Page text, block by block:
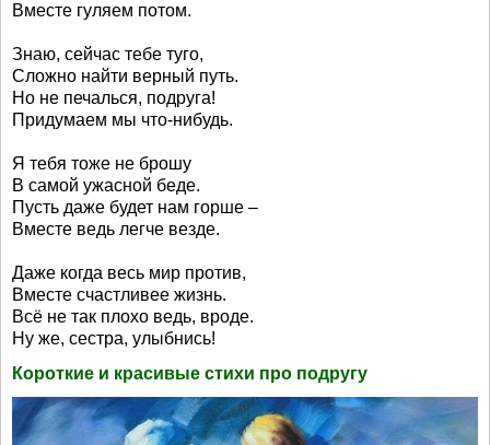
Вместе гуляем потом.
Знаю, сейчас тебе туго,
Сложно найти верный путь.
Но не печалься, подруга!
Придумаем мы что-нибудь.
Я тебя тоже не брошу
В самой ужасной беде.
Пусть даже будет нам горше –
Вместе ведь легче везде.
Даже когда весь мир против,
Вместе счастливее жизнь.
Всё не так плохо ведь, вроде.
Ну же, сестра, улыбнись!
Короткие и красивые стихи про подругу